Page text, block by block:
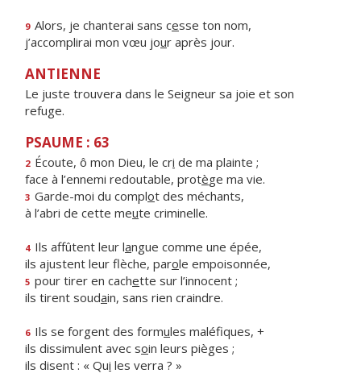
9 Alors, je chanterai sans cesse ton nom,
j’accomplirai mon vœu jour après jour.
ANTIENNE
Le juste trouvera dans le Seigneur sa joie et son
refuge.
PSAUME : 63
2 Écoute, ô mon Dieu, le cri de ma plainte ;
face à l’ennemi redoutable, protège ma vie.
3 Garde-moi du complot des méchants,
à l’abri de cette meute criminelle.
4 Ils affûtent leur langue comme une épée,
ils ajustent leur flèche, parole empoisonnée,
5 pour tirer en cachette sur l’innocent ;
ils tirent soudain, sans rien craindre.
6 Ils se forgent des formules maléfiques, +
ils dissimulent avec soin leurs pièges ;
ils disent : « Qui les verra ? »